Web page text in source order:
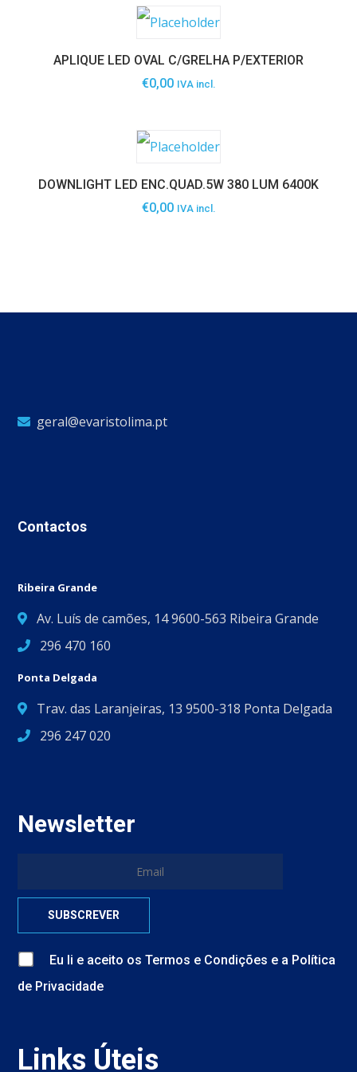
APLIQUE LED OVAL C/GRELHA P/EXTERIOR
€0,00 IVA incl.
DOWNLIGHT LED ENC.QUAD.5W 380 LUM 6400K
€0,00 IVA incl.
geral@evaristolima.pt
Contactos
Ribeira Grande
Av. Luís de camões, 14 9600-563 Ribeira Grande
296 470 160
Ponta Delgada
Trav. das Laranjeiras, 13 9500-318 Ponta Delgada
296 247 020
Newsletter
Eu li e aceito osTermos e Condições e a Política
de Privacidade
Links Úteis